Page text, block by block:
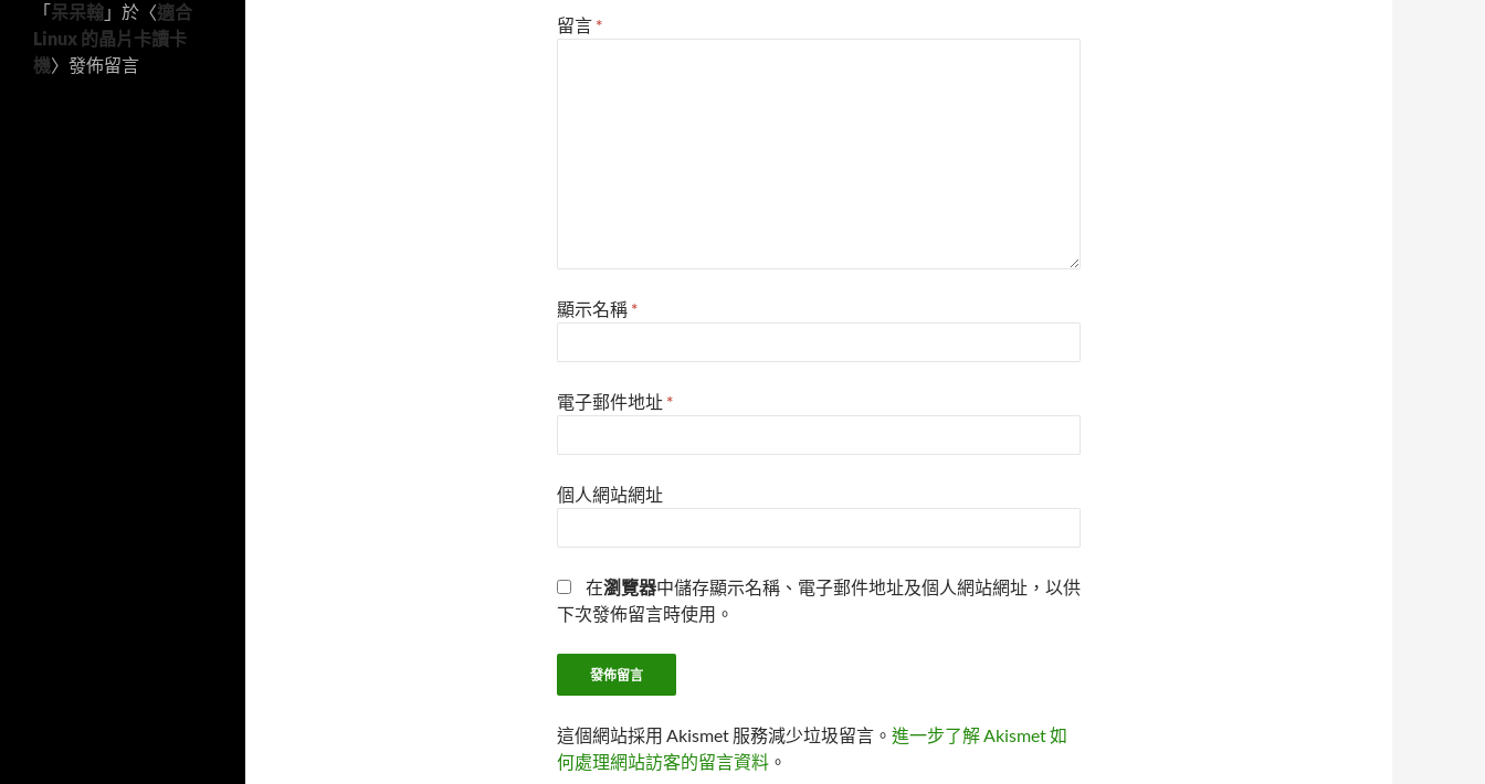
留言 *
顯示名稱 *
電子郵件地址 *
個人網站網址
在瀏覽器中儲存顯示名稱、電子郵件地址及個人網站網址，以供
下次發佈留言時使用。
這個網站採用 Akismet 服務減少垃圾留言。 進一步了解 Akismet 如
何處理網站訪客的留言資料 。
「呆呆翰 」於〈適合
Linux 的晶片卡讀卡
機〉發佈留言